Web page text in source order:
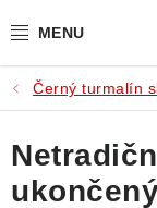
na
PŘÍRODNÍ
BROUŠENÉ
Černý turmalín